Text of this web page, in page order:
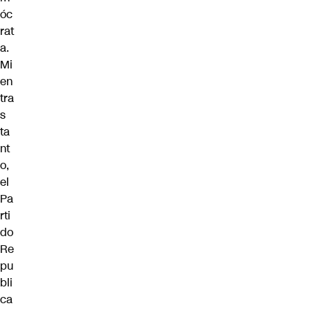
óc
rat
a.
Mi
en
tra
s
ta
nt
o,
el
Pa
rti
do
Re
pu
bli
ca